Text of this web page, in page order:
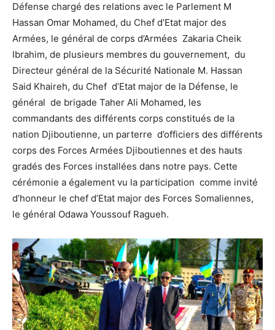
Défense chargé des relations avec le Parlement M
Hassan Omar Mohamed, du Chef d’Etat major des
Armées, le général de corps d’Armées Zakaria Cheik
Ibrahim, de plusieurs membres du gouvernement, du
Directeur général de la Sécurité Nationale M. Hassan
Said Khaireh, du Chef d’Etat major de la Défense, le
général de brigade Taher Ali Mohamed, les
commandants des différents corps constitués de la
nation Djiboutienne, un parterre d’officiers des différents
corps des Forces Armées Djiboutiennes et des hauts
gradés des Forces installées dans notre pays. Cette
cérémonie a également vu la participation comme invité
d’honneur le chef d’Etat major des Forces Somaliennes,
le général Odawa Youssouf Ragueh.